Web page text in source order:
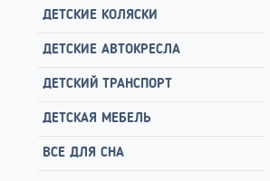
ДЕТСКИЕ КОЛЯСКИ
ДЕТСКИЕ АВТОКРЕСЛА
ДЕТСКИЙ ТРАНСПОРТ
ДЕТСКАЯ МЕБЕЛЬ
ВСЕ ДЛЯ СНА